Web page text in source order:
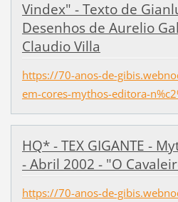
Vindex" - Texto de
Desenhos de Aurelio
Claudio Villa
https://70-anos-de-
em-cores-mythos-editora-
HQ* - TEX GIGANTE -
- Abril 2002 - "O
https://70-anos-de-